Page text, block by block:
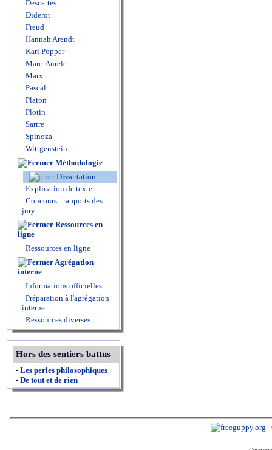
Descartes
Diderot
Freud
Hannah Arendt
Karl Popper
Marc-Aurèle
Marx
Pascal
Platon
Plotin
Sartre
Spinoza
Wittgenstein
Méthodologie
Dissertation
Explication de texte
Concours : rapports des
jury
Ressources en
ligne
Ressources en ligne
Agrégation
interne
Informations officielles
Préparation à l'agrégation
interne
Ressources diverses
Hors des sentiers battus
- Les perles philosophiques
- De tout et de rien